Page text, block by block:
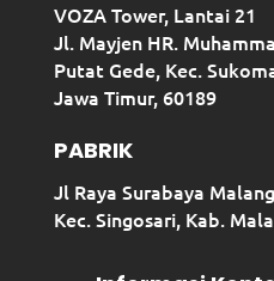
VOZA Tower, Lantai 21
Jl. Mayjen HR.
Putat Gede, Kec.
Jawa Timur, 60189
PABRIK
Jl Raya Surabaya
Kec. Singosari, Kab.